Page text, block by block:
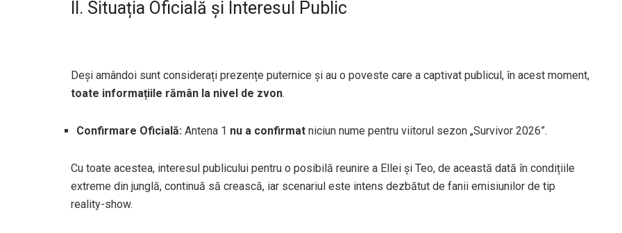
II. Situația Oficială și Interesul Public
Deși amândoi sunt considerați prezențe puternice și au o poveste care a captivat publicul, în acest moment,
toate informațiile rămân la nivel de zvon.
Confirmare Oficială: Antena 1 nu a confirmat niciun nume pentru viitorul sezon „Survivor 2026”.
Cu toate acestea, interesul publicului pentru o posibilă reunire a Ellei și Teo, de această dată în condițiile
extreme din junglă, continuă să crească, iar scenariul este intens dezbătut de fanii emisiunilor de tip
reality-show.